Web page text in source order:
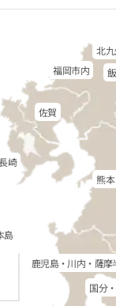
福岡市内
北
佐賀
崎
熊本
鹿児島・川内・薩摩
国分
島